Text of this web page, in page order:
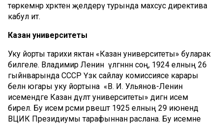
төркемнәр хәрәкәтен җәелдерү турында махсус директива
кабул итә.
Казан университеты
Уку йорты тарихи яктан «Казан университеты» буларак
билгеле. Владимир Ленин үлгәннән соң, 1924 елның 26
гыйнварында СССР Үзәк сайлау комиссиясе карары
белән югары уку йортына «В. И. Ульянов-Ленин
исемендәге Казан дәүләт университеты» дигән исем
бирелә. Бу исем рәсми рәвештә 1925 елның 29 июнендә
ВЦИК Президиумы тарафыннан раслана. Бу исемне